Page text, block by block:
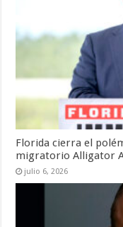
Florida cierra el
migratorio Alligator
julio 6, 2026